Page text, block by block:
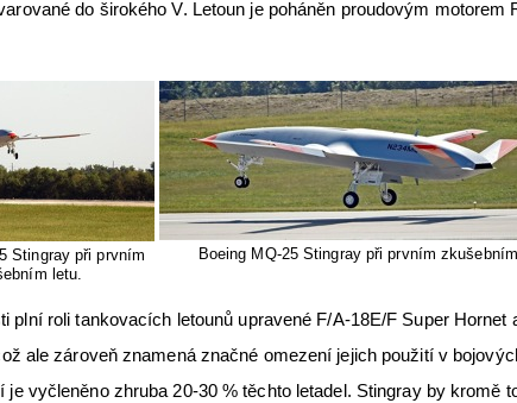
do širokého V. Letoun je poháněn proudovým motorem
Stingray při prvním
letu.
Boeing MQ-25 Stingray při prvním
plní roli tankovacích letounů upravené F/A-18E/F Super Hornet
ale zároveň znamená značné omezení jejich použití v
je vyčleněno zhruba 20-30 % těchto letadel. Stingray by kromě